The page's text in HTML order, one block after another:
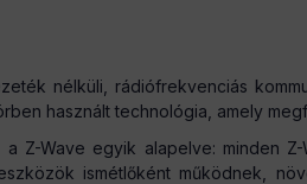
nélküli, rádiófrekvenciás
használt technológia, amely
a Z-Wave egyik alapelve: minden
ismétlőként működnek,